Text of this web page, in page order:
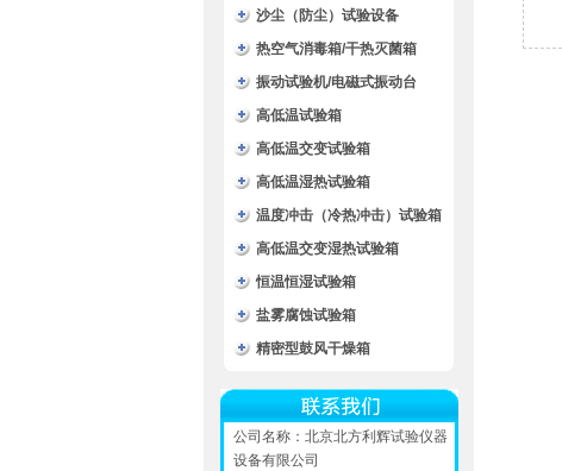
沙尘（防尘）试验设备
热空气消毒箱/干热灭菌箱
振动试验机/电磁式振动台
高低温试验箱
高低温交变试验箱
高低温湿热试验箱
温度冲击（冷热冲击）试验箱
高低温交变湿热试验箱
恒温恒湿试验箱
盐雾腐蚀试验箱
精密型鼓风干燥箱
公司名称：北京北方利辉试验仪器
设备有限公司